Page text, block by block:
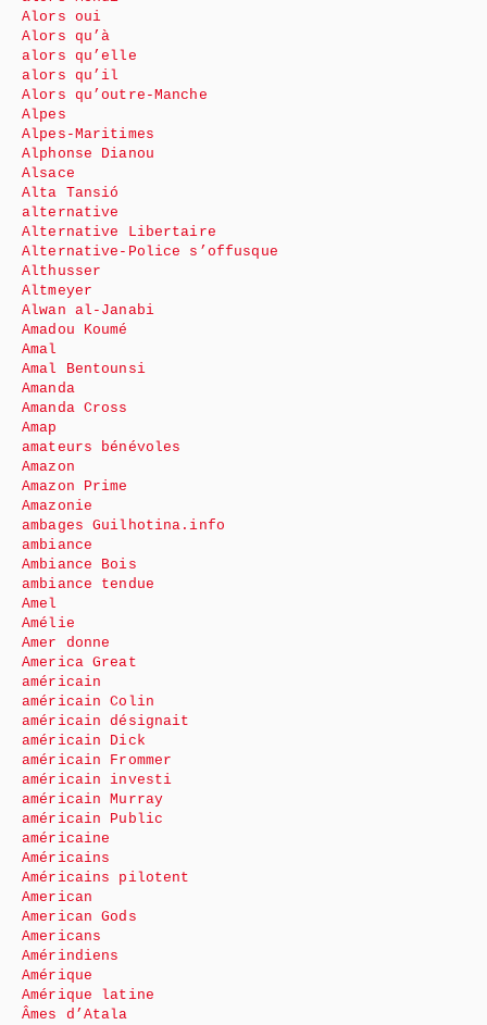
Alors oui
Alors qu’à
alors qu’elle
alors qu’il
Alors qu’outre-Manche
Alpes
Alpes-Maritimes
Alphonse Dianou
Alsace
Alta Tansió
alternative
Alternative Libertaire
Alternative-Police s’offusque
Althusser
Altmeyer
Alwan al-Janabi
Amadou Koumé
Amal
Amal Bentounsi
Amanda
Amanda Cross
Amap
amateurs bénévoles
Amazon
Amazon Prime
Amazonie
ambages Guilhotina.info
ambiance
Ambiance Bois
ambiance tendue
Amel
Amélie
Amer donne
America Great
américain
américain Colin
américain désignait
américain Dick
américain Frommer
américain investi
américain Murray
américain Public
américaine
Américains
Américains pilotent
American
American Gods
Americans
Amérindiens
Amérique
Amérique latine
Âmes d’Atala